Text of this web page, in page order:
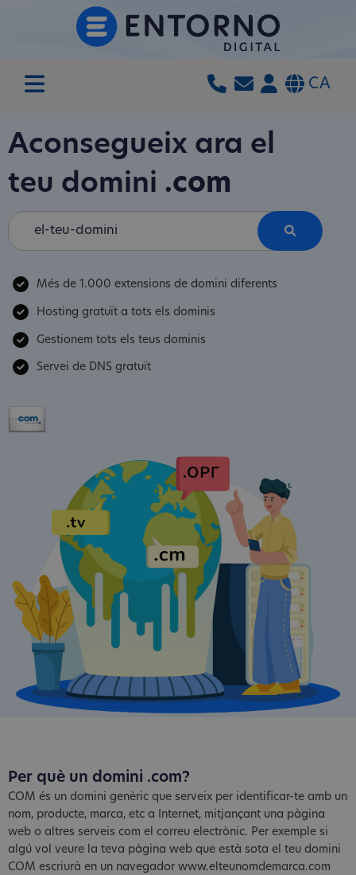
CA
Aconsegueix ara el
teu domini .com
Més de 1.000 extensions de domini diferents
Hosting gratuït a tots els dominis
Gestionem tots els teus dominis
Servei de DNS gratuït
Per què un domini .com?
COM és un domini genèric que serveix per identificar-te amb un
nom, producte, marca, etc a Internet, mitjançant una pàgina
web o altres serveis com el correu electrònic. Per exemple si
algú vol veure la teva pàgina web que està sota el teu domini
COM escriurà en un navegador www.elteunomdemarca.com